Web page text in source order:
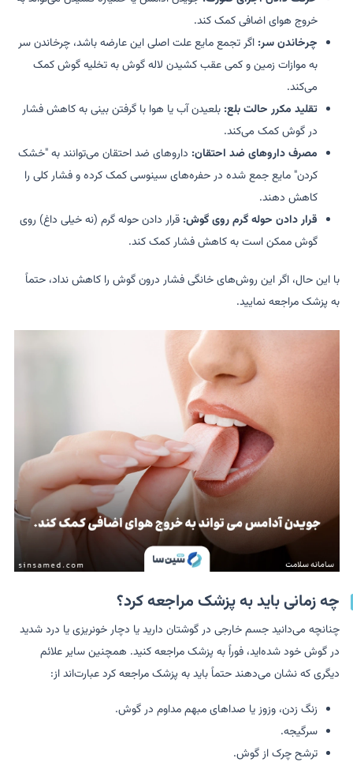
خروج هوای اضافی کمک کند.
چرخاندن سر: اگر تجمع مایع علت اصلی این عارضه باشد، چرخاندن سر
به موازات زمین و کمی عقب کشیدن لاله گوش به تخلیه گوش کمک
می‌کند.
تقلید مکرر حالت بلع: بلعیدن آب یا هوا با گرفتن بینی به کاهش فشار
در گوش کمک می‌کند.
مصرف داروهای ضد احتقان: داروهای ضد احتقان می‌توانند به "خشک
کردن" مایع جمع شده در حفره‌های سینوسی کمک کرده و فشار کلی را
کاهش دهند.
قرار دادن حوله گرم روی گوش: قرار دادن حوله گرم (نه خیلی داغ) روی
گوش ممکن است به کاهش فشار کمک کند.
با این حال، اگر این روش‌های خانگی فشار درون گوش را کاهش نداد، حتماً
به پزشک مراجعه نمایید.
چه زمانی باید به پزشک مراجعه کرد؟
چنانچه می‌دانید جسم خارجی در گوشتان دارید یا دچار خونریزی یا درد شدید
در گوش خود شده‌اید، فوراً به پزشک مراجعه کنید. همچنین سایر علائم
دیگری که نشان می‌دهند حتماً باید به پزشک مراجعه کرد عبارت‌اند از:
زنگ زدن، وزوز یا صداهای مبهم مداوم در گوش.
سرگیجه.
ترشح چرک از گوش.